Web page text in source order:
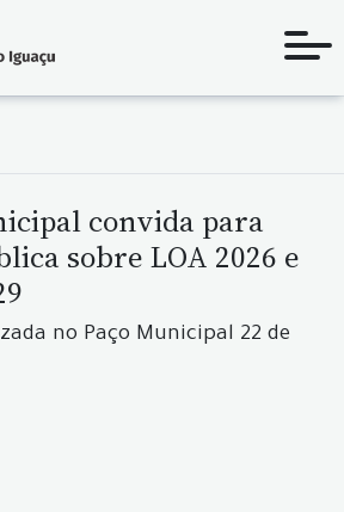
convida para
sobre LOA 2026 e
no Paço Municipal 22 de